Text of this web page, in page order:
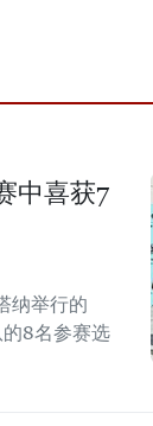
中喜获7
纳举行的
8名参赛选